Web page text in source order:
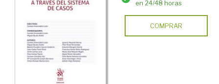
en 24/48 horas
COMPRAR